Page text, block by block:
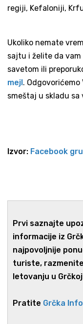
regiji, Kefaloniji,
Ukoliko nemate
sajtu i želite da
savetom ili
mejl.
smeštaj u skladu sa
Izvor: Facebook
Prvi saznajte
informacije iz
najpovoljnije
turiste,
letovanju u
Pratite Grčka